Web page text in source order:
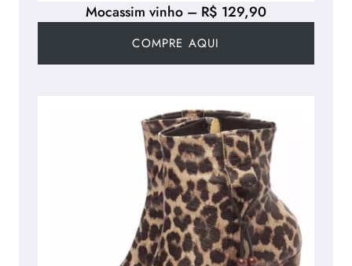
Mocassim vinho – R$ 129,90
COMPRE AQUI